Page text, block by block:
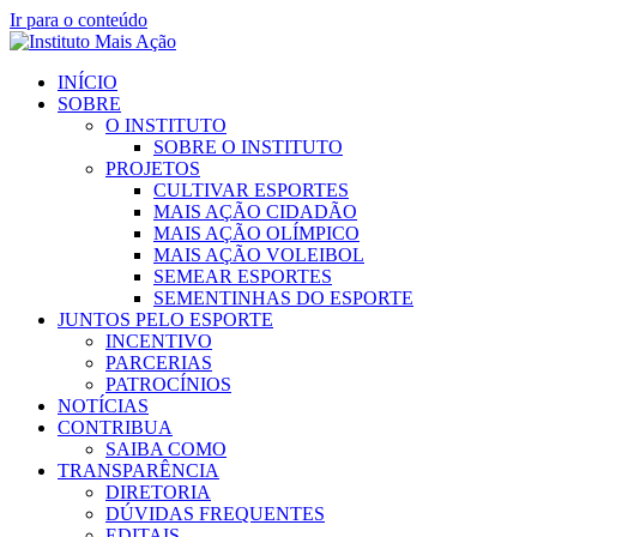
Ir para o conteúdo
INÍCIO
SOBRE
O INSTITUTO
SOBRE O INSTITUTO
PROJETOS
CULTIVAR ESPORTES
MAIS AÇÃO CIDADÃO
MAIS AÇÃO OLÍMPICO
MAIS AÇÃO VOLEIBOL
SEMEAR ESPORTES
SEMENTINHAS DO ESPORTE
JUNTOS PELO ESPORTE
INCENTIVO
PARCERIAS
PATROCÍNIOS
NOTÍCIAS
CONTRIBUA
SAIBA COMO
TRANSPARÊNCIA
DIRETORIA
DÚVIDAS FREQUENTES